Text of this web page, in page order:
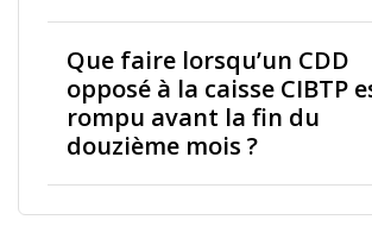
Que faire lorsqu’un CDD
opposé à la caisse CIBTP
rompu avant la fin du
douzième mois ?